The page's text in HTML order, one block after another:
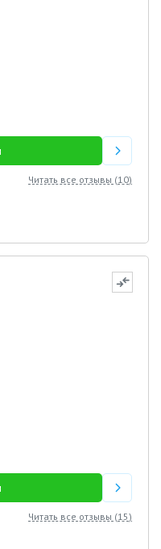
Читать все отзывы (10)
Читать все отзывы (15)